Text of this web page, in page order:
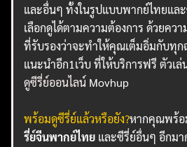
และอื่นๆ ทั้งในรูปแบบพากย์ไทยแล
เลือกดูได้ตามความต้องการ ด้วยคว
ที่รับรองว่าจะทำให้คุณเต็มอิ่มกับทุ
แนะนำอีก1เว็บ ที่ให้บริการฟรี ตัวเล่
ดูซีรี่ย์ออนไลน์ Movhup
พร้อมดูซีรี่ย์แล้วหรือยัง?หากคุณพร้อ
รี่ย์จีนพากย์ไทย และซีรี่ย์อื่นๆ อีกม